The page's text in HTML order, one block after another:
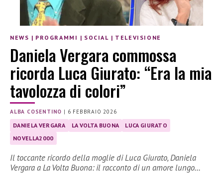
NEWS | PROGRAMMI | SOCIAL | TELEVISIONE
Daniela Vergara commossa
ricorda Luca Giurato: “Era la mia
tavolozza di colori”
ALBA COSENTINO | 6 FEBBRAIO 2026
DANIELA VERGARA LA VOLTA BUONA
LUCA GIURATO
NOVELLA2000
Il toccante ricordo della moglie di Luca Giurato, Daniela
Vergara a La Volta Buona: il racconto di un amore lungo…